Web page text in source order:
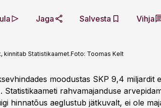
Jaga Salvesta Vihja
kinnitab Statistikaamet.Foto: Toomas Kelt
moodustas SKP 9,4 miljardit
Statistikaameti rahvamajanduse
hinnatõus aeglustub jätkuvalt, ei ole